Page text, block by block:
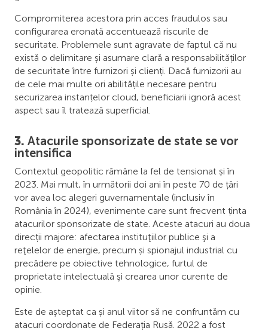
Compromiterea acestora prin acces fraudulos sau
configurarea eronată accentuează riscurile de
securitate. Problemele sunt agravate de faptul că nu
există o delimitare și asumare clară a responsabilităților
de securitate între furnizori și clienți. Dacă furnizorii au
de cele mai multe ori abilitățile necesare pentru
securizarea instanțelor cloud, beneficiarii ignoră acest
aspect sau îl tratează superficial.
3. Atacurile sponsorizate de state se vor
intensifica
Contextul geopolitic rămâne la fel de tensionat și în
2023. Mai mult, în următorii doi ani în peste 70 de țări
vor avea loc alegeri guvernamentale (inclusiv în
România în 2024), evenimente care sunt frecvent ținta
atacurilor sponsorizate de state. Aceste atacuri au doua
direcții majore: afectarea instituţiilor publice şi a
reţelelor de energie, precum și spionajul industrial cu
precădere pe obiective tehnologice, furtul de
proprietate intelectuală şi crearea unor curente de
opinie.
Este de așteptat ca și anul viitor să ne confruntăm cu
atacuri coordonate de Federația Rusă. 2022 a fost